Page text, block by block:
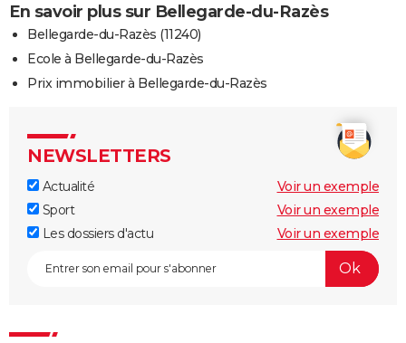
En savoir plus sur Bellegarde-du-Razès
Bellegarde-du-Razès (11240)
Ecole à Bellegarde-du-Razès
Prix immobilier à Bellegarde-du-Razès
NEWSLETTERS
Actualité
Voir un exemple
Sport
Voir un exemple
Les dossiers d'actu
Voir un exemple